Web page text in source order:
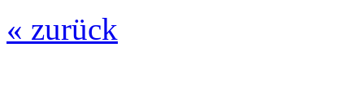
« zurück